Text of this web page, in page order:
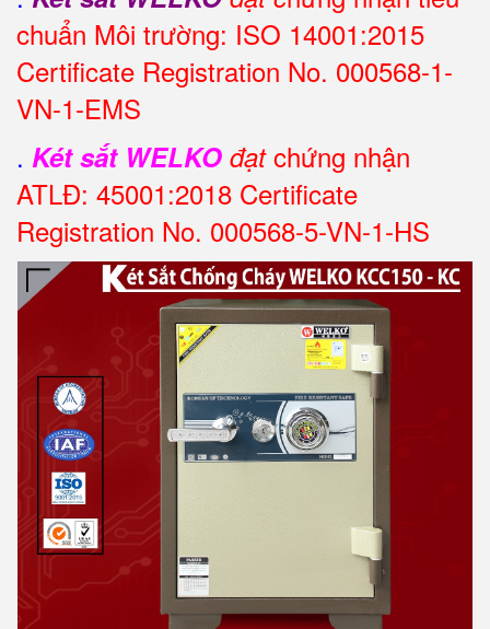
chuẩn Môi trường: ISO 14001:2015
Certificate Registration No. 000568-1-
VN-1-EMS
. Két sắt WELKO đạtchứng nhận
ATLĐ: 45001:2018 Certificate
Registration No. 000568-5-VN-1-HS